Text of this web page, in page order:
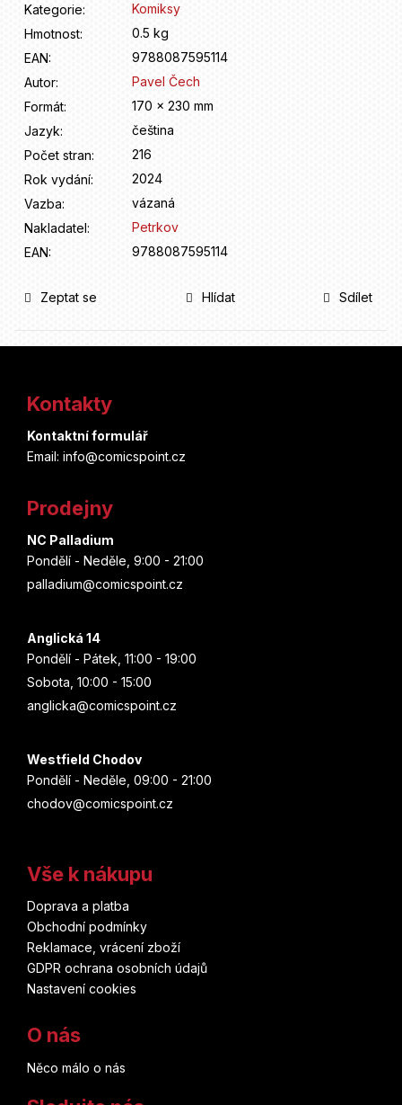
Kategorie:
Komiksy
Hmotnost:
0.5 kg
EAN:
9788087595114
Autor:
Pavel Čech
Formát:
170 x 230 mm
Jazyk:
čeština
Počet stran:
216
Rok vydání:
2024
Vazba:
vázaná
Nakladatel:
Petrkov
EAN: 9788087595114
Zeptat se Hlídat Sdílet
č
u
e
e
Kontakty
Kontaktní formulář
Email: info@comicspoint.cz
Prodejny
NC Palladium
Pondělí - Neděle, 9:00 - 21:00
palladium@comicspoint.cz
Anglická 14
Pondělí - Pátek, 11:00 - 19:00
Sobota, 10:00 - 15:00
anglicka@comicspoint.cz
Westfield Chodov
Pondělí - Neděle, 09:00 - 21:00
chodov@comicspoint.cz
Vše k nákupu
Doprava a platba
Obchodní podmínky
Reklamace, vrácení zboží
GDPR ochrana osobních údajů
Nastavení cookies
O nás
Něco málo o nás